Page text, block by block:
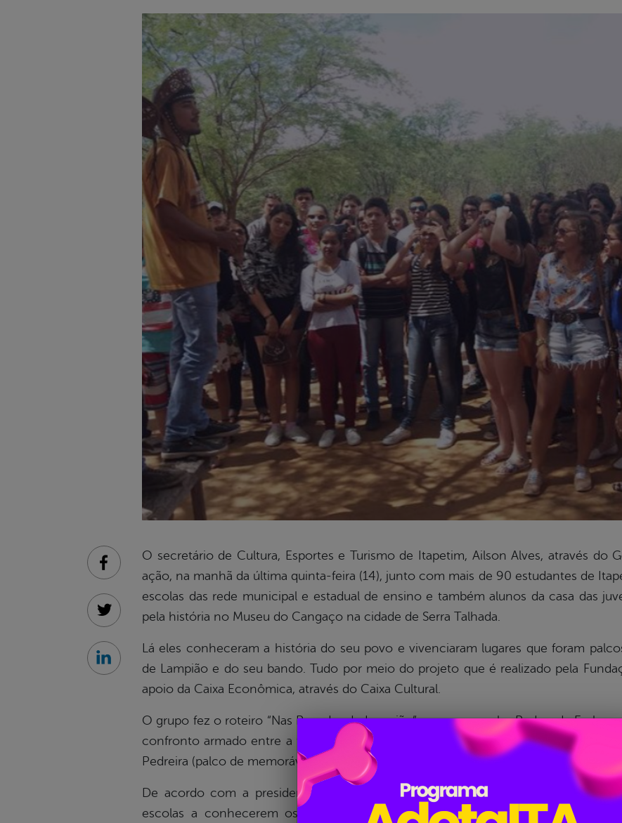
O secretário de Cultura, Esportes e Turismo de Itapetim, Ailson Alves, através do
ação, na manhã da última quinta-feira (14), junto com mais de 90 estudantes de
escolas das rede municipal e estadual de ensino e também alunos da casa das
pela história no Museu do Cangaço na cidade de Serra Talhada.
Lá eles conheceram a história do seu povo e vivenciaram lugares que foram
de Lampião e do seu bando. Tudo por meio do projeto que é realizado pela
apoio da Caixa Econômica, através do Caixa Cultural.
O grupo fez o roteiro “Nas Pegadas de Lampião”: que passa pelas Pedras da
confronto armado entre a família Ferreira e Zé Saturnino (primeiro inimigo de
Pedreira (palco de memoráveis confrontos com cangaceiros) e encerram na casa
De acordo com a presidente da Fundação Cultural Cabras de Lampião,
escolas a conhecerem os bens culturais de Serra Talhada para que os
Facebook
Twitter
Linkedin